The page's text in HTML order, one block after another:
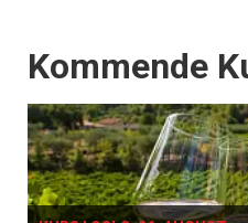
Events
Kommende